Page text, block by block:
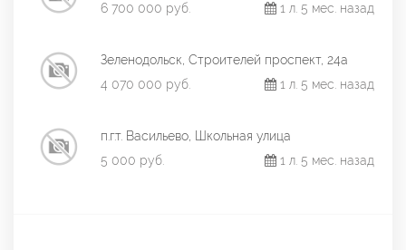
6 700 000 руб.
1 л. 5 мес. назад
Зеленодольск, Строителей проспект, 24а
4 070 000 руб.
1 л. 5 мес. назад
п.г.т. Васильево, Школьная улица
5 000 руб.
1 л. 5 мес. назад